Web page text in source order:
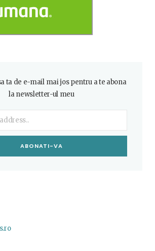
ta de e-mail mai jos pentru a te abona
la newsletter-ul meu